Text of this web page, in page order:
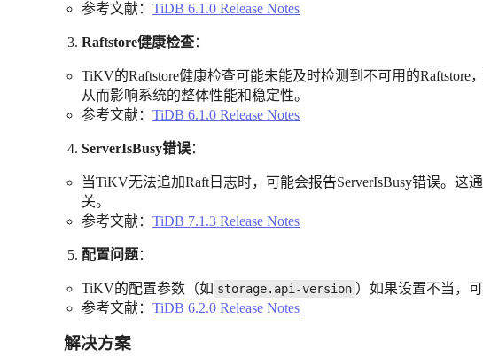
参考文献： TiDB 6.1.0 Release Notes
Raftstore健康检查：
TiKV的Raftstore健康检查可能未能及时检测到不可用的Raftstore
从而影响系统的整体性能和稳定性。
参考文献： TiDB 6.1.0 Release Notes
ServerIsBusy错误：
当TiKV无法追加Raft日志时，可能会报告ServerIsBusy错误。这
关。
参考文献： TiDB 7.1.3 Release Notes
配置问题：
TiKV的配置参数（如 storage.api-version ）如果设置不当，
参考文献： TiDB 6.2.0 Release Notes
解决方案